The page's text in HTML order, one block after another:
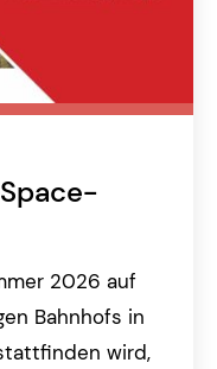
2026 auf
Bahnhofs in
wird,